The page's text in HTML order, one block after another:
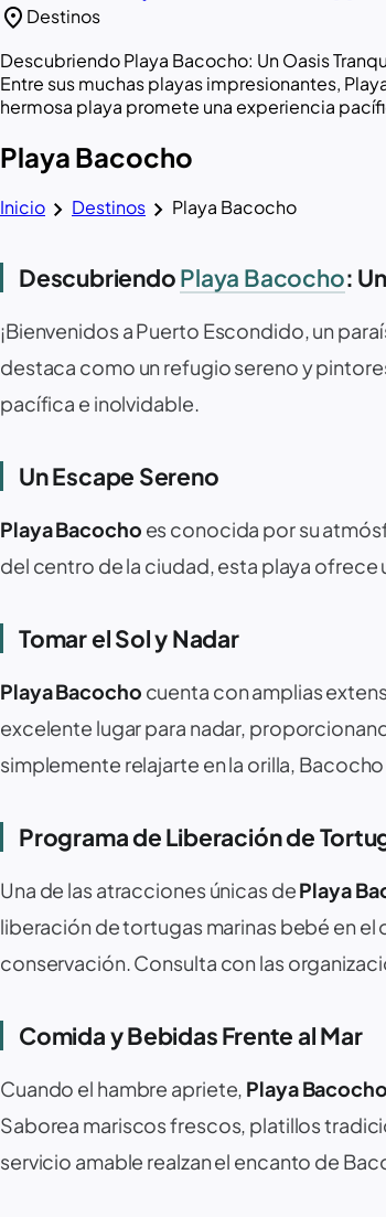
location_on Destinos
Descubriendo Playa Bacocho: Un Oasis
Entre sus muchas playas impresionantes,
hermosa playa promete una experiencia
Playa Bacocho
Inicio chevron_right Destinos chevron_right Playa Bacocho
DescubriendoPlaya Bacocho:
¡Bienvenidos aPuerto Escondido, un
destaca como un refugio sereno y
pacífica e inolvidable.
Un Escape Sereno ️
Playa Bacocho es conocida por su
del centro de la ciudad, esta playa
Tomar el Sol y Nadar ️‍️
Playa Bacocho cuenta con amplias
excelente lugar para nadar,
simplemente relajarte en la orilla,
Programa de Liberación de
Una de las atracciones únicas dePlaya
liberación de tortugas marinas bebé en
conservación. Consulta con las
Comida y Bebidas Frente al Mar
Cuando el hambre apriete, Playa Bacocho
Saborea mariscos frescos, platillos
servicio amable realzan el encanto de